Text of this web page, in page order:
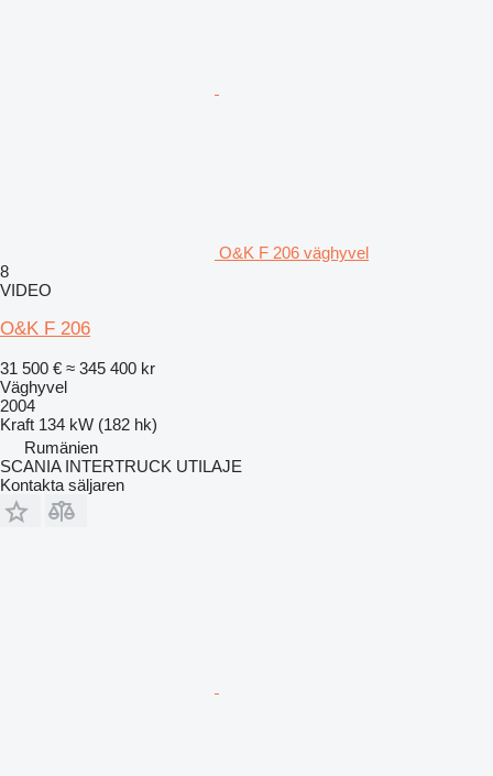
O&K F 206 väghyvel
8
VIDEO
O&K F 206
31 500 € ≈ 345 400 kr
Väghyvel
2004
Kraft 134 kW (182 hk)
Rumänien
SCANIA INTERTRUCK UTILAJE
Kontakta säljaren